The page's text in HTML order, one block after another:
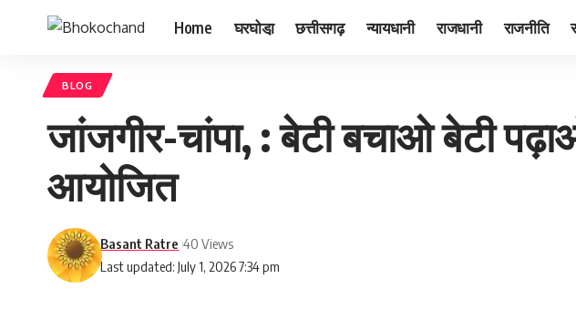
Home घरघोडा़ छत्तीसगढ़ न्यायधानी राजधानी राजनीति
BLOG
जांजगीर-चांपा, : बेटी बचाओ बेटी
आयोजित
Last updated: July 1, 2026 7:34 pm
Basant Ratre 40 Views